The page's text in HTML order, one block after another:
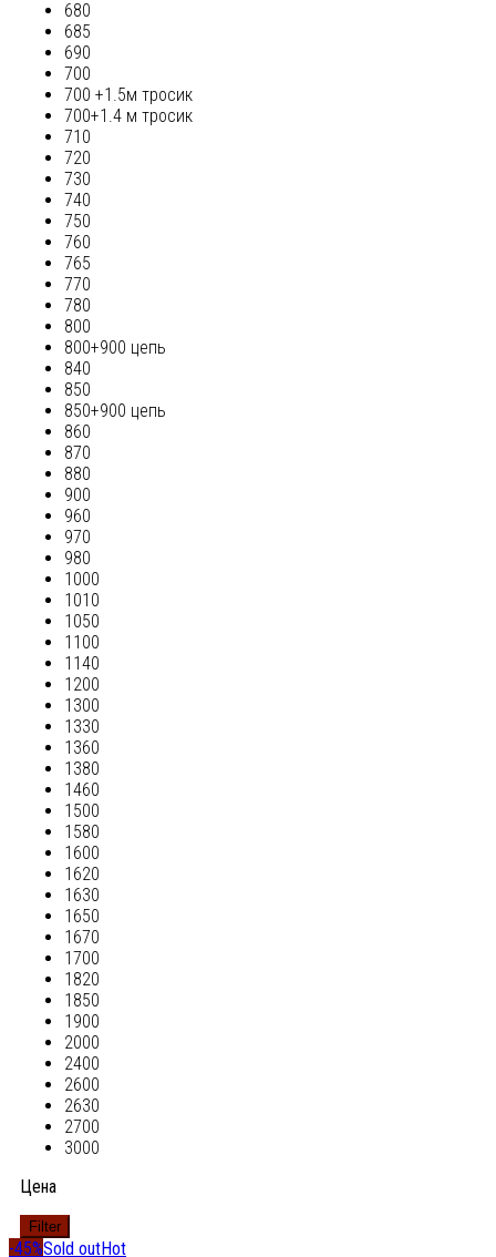
680
685
690
700
700 +1.5м тросик
700+1.4 м тросик
710
720
730
740
750
760
765
770
780
800
800+900 цепь
840
850
850+900 цепь
860
870
880
900
960
970
980
1000
1010
1050
1100
1140
1200
1300
1330
1360
1380
1460
1500
1580
1600
1620
1630
1650
1670
1700
1820
1850
1900
2000
2400
2600
2630
2700
3000
Цена
Filter
-45%Sold outHot